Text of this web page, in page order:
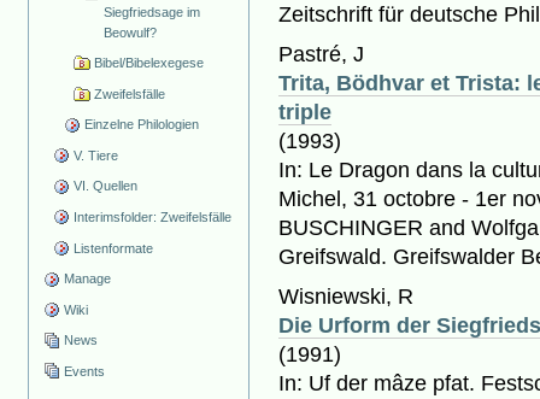
Siegfriedsage im
Beowulf?
Bibel/Bibelexegese
Zweifelsfälle
Einzelne Philologien
V. Tiere
VI. Quellen
Interimsfolder: Zweifelsfälle
Listenformate
Manage
Wiki
News
Events
Zeitschrift für deutsche
Pastré, J
Trita, Bödhvar et Trista:
triple
(1993)
In: Le Dragon dans la
Michel, 31 octobre - 1er
BUSCHINGER and
Greifswald. Greifswalder
Wisniewski, R
Die Urform der
(1991)
In: Uf der mâze pfat.